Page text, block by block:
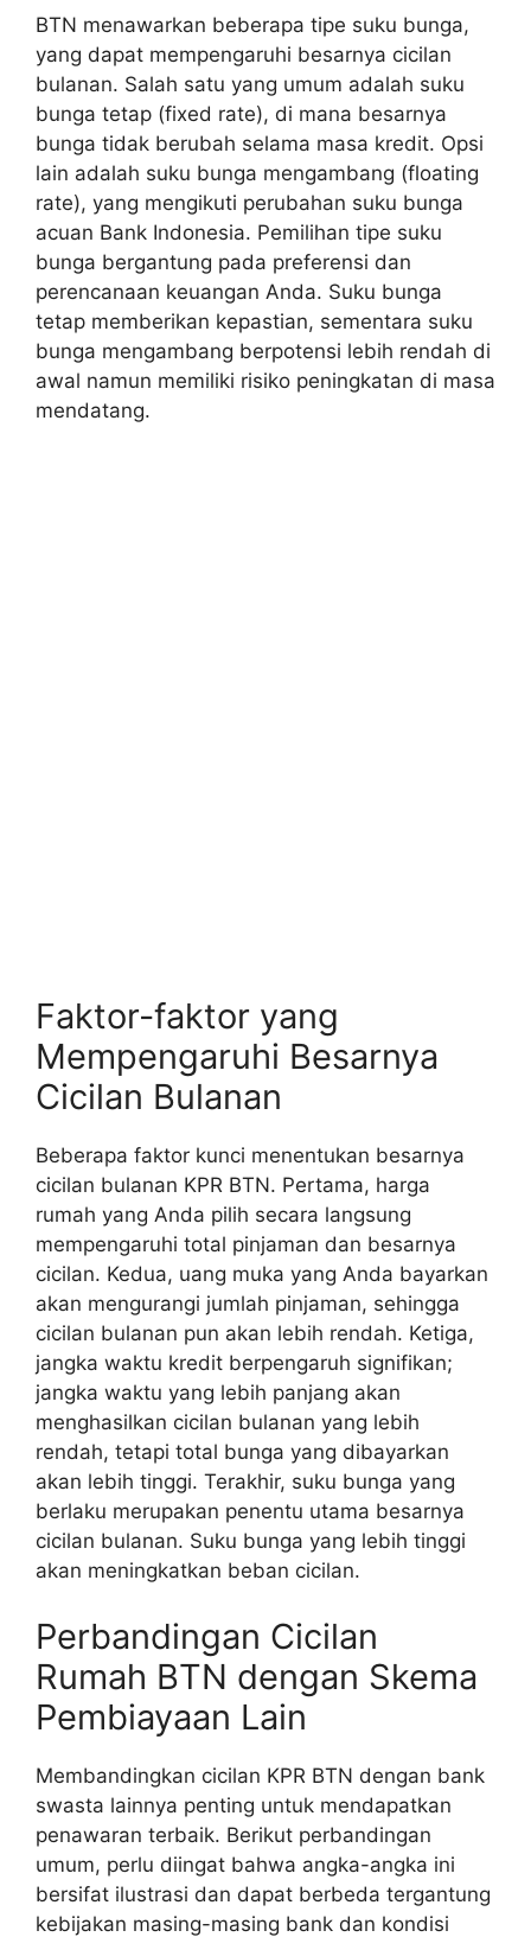
BTN menawarkan beberapa tipe suku bunga,
yang dapat mempengaruhi besarnya cicilan
bulanan. Salah satu yang umum adalah suku
bunga tetap (fixed rate), di mana besarnya
bunga tidak berubah selama masa kredit. Opsi
lain adalah suku bunga mengambang (floating
rate), yang mengikuti perubahan suku bunga
acuan Bank Indonesia. Pemilihan tipe suku
bunga bergantung pada preferensi dan
perencanaan keuangan Anda. Suku bunga
tetap memberikan kepastian, sementara suku
bunga mengambang berpotensi lebih rendah di
awal namun memiliki risiko peningkatan di masa
mendatang.
Faktor-faktor yang
Mempengaruhi Besarnya
Cicilan Bulanan
Beberapa faktor kunci menentukan besarnya
cicilan bulanan KPR BTN. Pertama, harga
rumah yang Anda pilih secara langsung
mempengaruhi total pinjaman dan besarnya
cicilan. Kedua, uang muka yang Anda bayarkan
akan mengurangi jumlah pinjaman, sehingga
cicilan bulanan pun akan lebih rendah. Ketiga,
jangka waktu kredit berpengaruh signifikan;
jangka waktu yang lebih panjang akan
menghasilkan cicilan bulanan yang lebih
rendah, tetapi total bunga yang dibayarkan
akan lebih tinggi. Terakhir, suku bunga yang
berlaku merupakan penentu utama besarnya
cicilan bulanan. Suku bunga yang lebih tinggi
akan meningkatkan beban cicilan.
Perbandingan Cicilan
Rumah BTN dengan Skema
Pembiayaan Lain
Membandingkan cicilan KPR BTN dengan bank
swasta lainnya penting untuk mendapatkan
penawaran terbaik. Berikut perbandingan
umum, perlu diingat bahwa angka-angka ini
bersifat ilustrasi dan dapat berbeda tergantung
kebijakan masing-masing bank dan kondisi